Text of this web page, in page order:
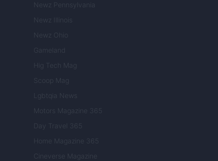
Newz Pennsylvania
Newz Illinois
Newz Ohio
Gameland
Hig Tech Mag
Scoop Mag
Lgbtqia News
Motors Magazine 365
Day Travel 365
Home Magazine 365
Cineverse Magazine